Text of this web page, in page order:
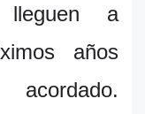
a
años